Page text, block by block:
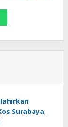
Surabaya,